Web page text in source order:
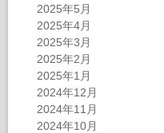
2025年5月
2025年4月
2025年3月
2025年2月
2025年1月
2024年12月
2024年11月
2024年10月